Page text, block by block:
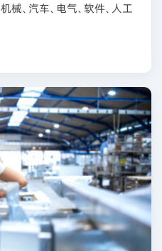
械、汽车、电气、软件、人工